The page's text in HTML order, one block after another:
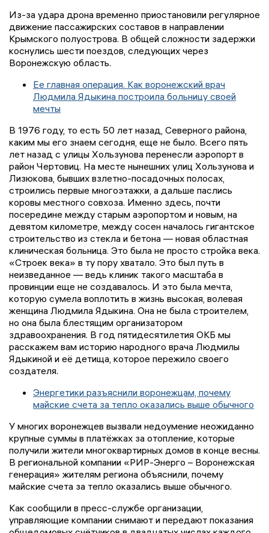
Из-за удара дрона временно приостановили регулярное
движение пассажирских составов в направлении
Крымского полуострова. В общей сложности задержки
коснулись шести поездов, следующих через
Воронежскую область.
Ее главная операция. Как воронежский врач
Людмила Ядыкина построила больницу своей
мечты
В 1976 году, то есть 50 лет назад, Северного района,
каким мы его знаем сегодня, еще не было. Всего пять
лет назад с улицы Хользунова перенесли аэропорт в
район Чертовиц. На месте нынешних улиц Хользунова и
Лизюкова, бывших взлетно-посадочных полосах,
строились первые многоэтажки, а дальше паслись
коровы местного совхоза. Именно здесь, почти
посередине между старым аэропортом и новым, на
девятом километре, между сосен началось гигантское
строительство из стекла и бетона — новая областная
клиническая больница. Это была не просто стройка века.
«Строек века» в ту пору хватало. Это был путь в
неизведанное — ведь клиник такого масштаба в
провинции еще не создавалось. И это была мечта,
которую сумела воплотить в жизнь высокая, волевая
женщина Людмила Ядыкина. Она не была строителем,
но она была блестящим организатором
здравоохранения. В год пятидесятилетия ОКБ мы
расскажем вам историю народного врача Людмилы
Ядыкиной и её детища, которое пережило своего
создателя.
Энергетики разъяснили воронежцам, почему
майские счета за тепло оказались выше обычного
У многих воронежцев вызвали недоумение неожиданно
крупные суммы в платёжках за отопление, которые
получили жители многоквартирных домов в конце весны.
В региональной компании «РИР-Энерго – Воронежская
генерация» жителям региона объяснили, почему
майские счета за тепло оказались выше обычного.
Как сообщили в пресс-службе организации,
управляющие компании снимают и передают показания